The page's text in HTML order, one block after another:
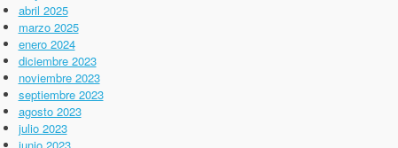
abril 2025
marzo 2025
enero 2024
diciembre 2023
noviembre 2023
septiembre 2023
agosto 2023
julio 2023
junio 2023